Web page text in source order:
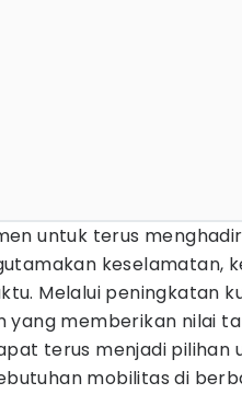
untuk terus
keselamatan,
Melalui peningkatan
memberikan nilai
terus menjadi pilihan
mobilitas di